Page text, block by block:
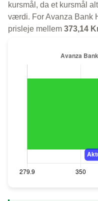
kursmål, da et kursmål
værdi. For Avanza Bank
prisleje mellem 373,14